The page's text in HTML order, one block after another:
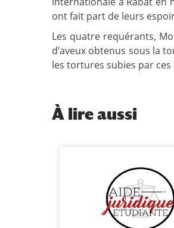
ont fait part de leurs
Les quatre requérants,
d’aveux obtenus sous la
les tortures subies par
À lire aussi